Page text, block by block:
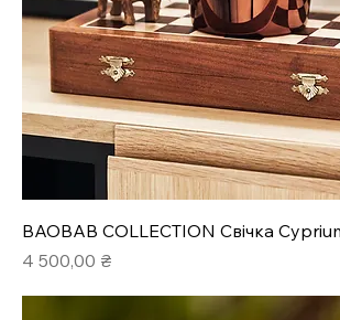
BAOBAB COLLECTION Свічка
Ціна
4 500,00 ₴